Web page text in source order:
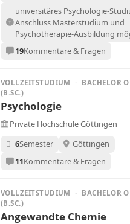
universitäres Psychologie-
Anschluss Masterstudium und
Psychotherapie-Ausbildung
19Kommentare & Fragen
VOLLZEITSTUDIUM · BACHELOR
(B.SC.)
Psychologie
Private Hochschule Göttingen
6Semester
Göttingen
11Kommentare & Fragen
VOLLZEITSTUDIUM · BACHELOR
(B.SC.)
Angewandte Chemie